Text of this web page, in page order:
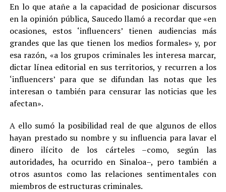
En lo que atañe a la capacidad de posicionar discursos
en la opinión pública, Saucedo llamó a recordar que «en
ocasiones, estos ‘influencers’ tienen audiencias más
grandes que las que tienen los medios formales» y, por
esa razón, «a los grupos criminales les interesa marcar,
dictar línea editorial en sus territorios, y recurren a los
‘influencers’ para que se difundan las notas que les
interesan o también para censurar las noticias que les
afectan».
A ello sumó la posibilidad real de que algunos de ellos
hayan prestado su nombre y su influencia para lavar el
dinero ilícito de los cárteles –como, según las
autoridades, ha ocurrido en Sinaloa–, pero también a
otros asuntos como las relaciones sentimentales con
miembros de estructuras criminales.